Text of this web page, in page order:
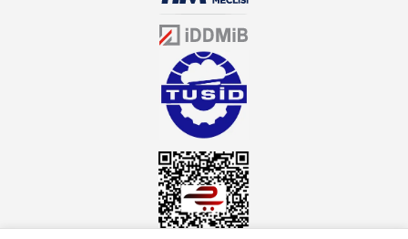
Öztiryakiler resmi bayisidir. Öztiryakiler ürünleri üzerinde büyük bir
donanıma sahip ekibi ile müşterilerine koşulsuz destek sunan
mutbex.com ile endüstriyel mutfak malzemeleri konusunda
alacağınız hizmet standartların her zaman üstünde olacaktır.